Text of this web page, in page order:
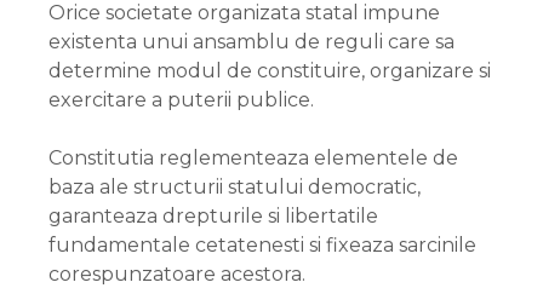
Orice societate organizata statal impune
existenta unui ansamblu de reguli care sa
determine modul de constituire, organizare si
exercitare a puterii publice.
Constitutia reglementeaza elementele de
baza ale structurii statului democratic,
garanteaza drepturile si libertatile
fundamentale cetatenesti si fixeaza sarcinile
corespunzatoare acestora.